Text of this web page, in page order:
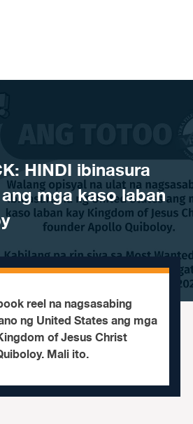
HINDI ibinasura
mga kaso laban
reel na nagsasabing
ng United States ang mga
of Jesus Christ
Mali ito.